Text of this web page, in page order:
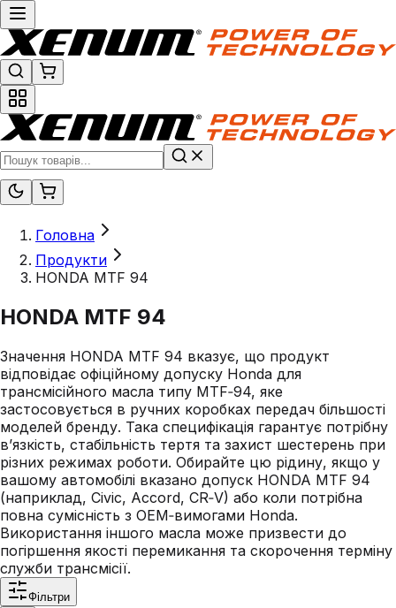
Головна
Продукти
HONDA MTF 94
HONDA MTF 94
Значення HONDA MTF 94 вказує, що продукт
відповідає офіційному допуску Honda для
трансмісійного масла типу MTF‑94, яке
застосовується в ручних коробках передач більшості
моделей бренду. Така специфікація гарантує потрібну
в’язкість, стабільність тертя та захист шестерень при
різних режимах роботи. Обирайте цю рідину, якщо у
вашому автомобілі вказано допуск HONDA MTF 94
(наприклад, Civic, Accord, CR‑V) або коли потрібна
повна сумісність з OEM‑вимогами Honda.
Використання іншого масла може призвести до
погіршення якості перемикання та скорочення терміну
служби трансмісії.
Фільтри